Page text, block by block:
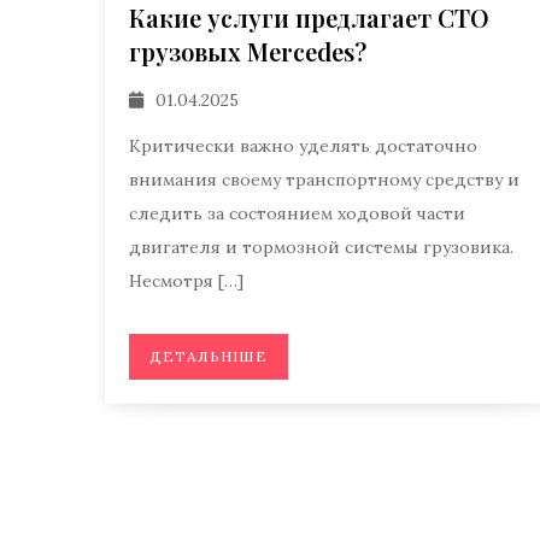
Какие услуги предлагает СТО
грузовых Mercedes?
01.04.2025
Критически важно уделять достаточно
внимания своему транспортному средству и
следить за состоянием ходовой части
двигателя и тормозной системы грузовика.
Несмотря […]
ДЕТАЛЬНІШЕ